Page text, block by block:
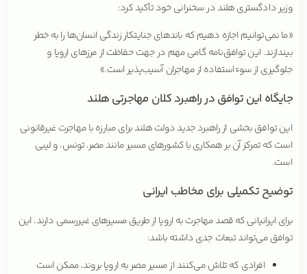
وزیر دادگستری هلند در سخنرانی خود تأکید کرد:
«ما نمی‌توانیم اجازه دهیم که باندهای جنایتکار زندگی انسان‌ها را به خطر
بیندازند. این توافق‌نامه گامی مهم در جهت حفاظت از مرزهای اروپا و
جلوگیری از سوء‌استفاده از مهاجران آسیب‌پذیر است.»
جایگاه این توافق در راهبرد کلان مهاجرتی هلند
این توافق بخشی از راهبرد جدید دولت هلند برای مبارزه با مهاجرت غیرقانونی
است که تمرکز آن بر همکاری با کشورهای مسیر مانند مصر، تونس، و لیبی
است.
توضیح تکمیلی برای مخاطب ایرانی
برای ایرانیانی که قصد مهاجرت به اروپا از طریق مسیرهای غیررسمی دارند، این
توافق می‌تواند تبعات جدی داشته باشد:
افرادی که تلاش می‌کنند از مسیر مصر به اروپا بروند، ممکن است